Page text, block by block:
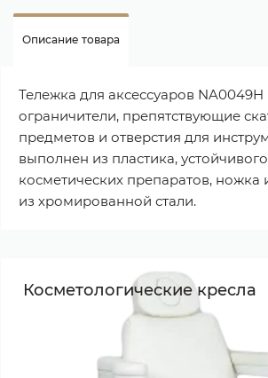
Описание товара
Тележка для аксессуаров
ограничители, препятствующие
предметов и отверстия для
выполнен из пластика,
косметических препаратов, ножка
из хромированной стали.
Косметологические кресла